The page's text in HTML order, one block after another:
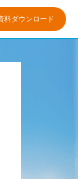
料ダウンロード